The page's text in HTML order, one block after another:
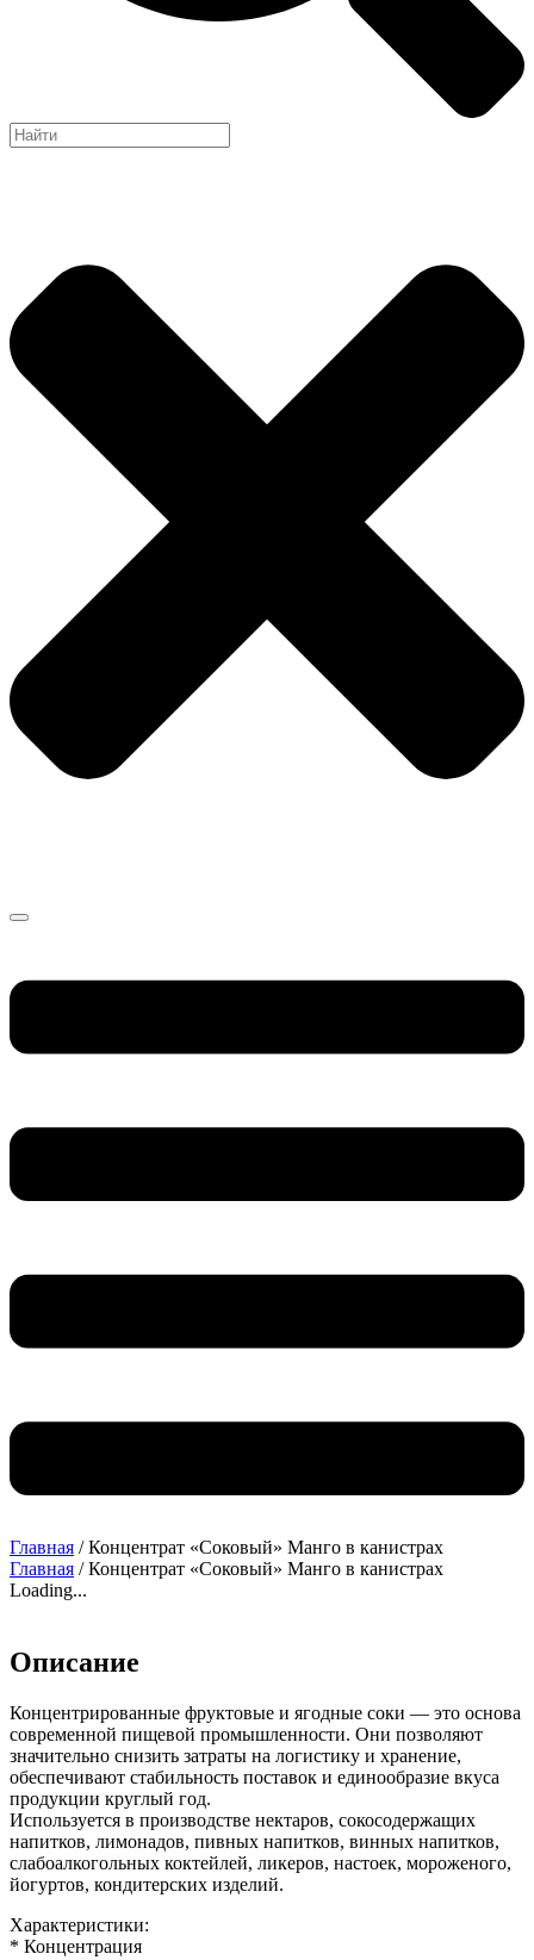
Главная / Концентрат «Соковый» Манго в канистрах
Главная / Концентрат «Соковый» Манго в канистрах
Loading...
Описание
Концентрированные фруктовые и ягодные соки — это основа
современной пищевой промышленности. Они позволяют
значительно снизить затраты на логистику и хранение,
обеспечивают стабильность поставок и единообразие вкуса
продукции круглый год.
Используется в производстве нектаров, сокосодержащих
напитков, лимонадов, пивных напитков, винных напитков,
слабоалкогольных коктейлей, ликеров, настоек, мороженого,
йогуртов, кондитерских изделий.
Характеристики:
* Концентрация